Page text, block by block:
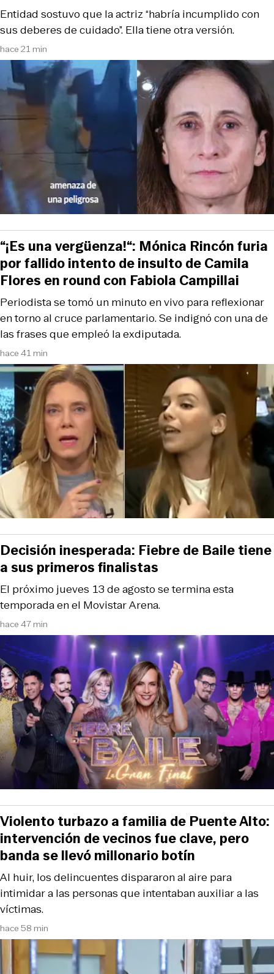
hace 21 min
Entidad sostuvo que la actriz “habría incumplido con
sus deberes de cuidado”. Ella tiene otra versión.
hace 41 min
Periodista se tomó un minuto en vivo para reflexionar
en torno al cruce parlamentario. Se indignó con una de
las frases que empleó la exdiputada.
“¡Es una vergüenza!“: Mónica Rincón furia
por fallido intento de insulto de Camila
Flores en round con Fabiola Campillai
hace 47 min
El próximo jueves 13 de agosto se termina esta
temporada en el Movistar Arena.
Decisión inesperada: Fiebre de Baile tiene
a sus primeros finalistas
hace 58 min
Al huir, los delincuentes dispararon al aire para
intimidar a las personas que intentaban auxiliar a las
víctimas.
Violento turbazo a familia de Puente Alto:
intervención de vecinos fue clave, pero
banda se llevó millonario botín